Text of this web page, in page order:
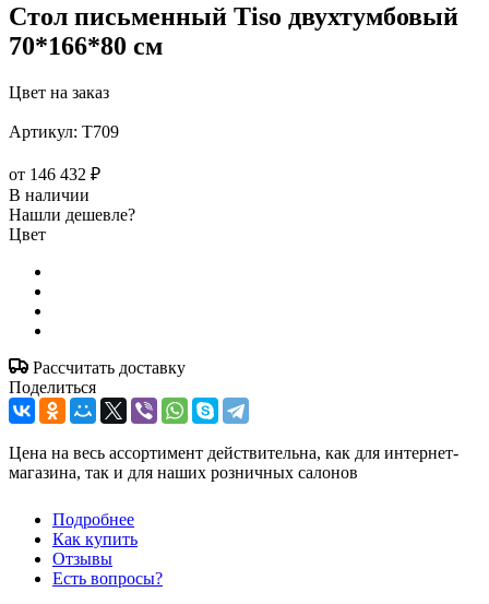
Стол письменный Tiso двухтумбовый
70*166*80 см
Цвет на заказ
Артикул: T709
от 146 432 ₽
В наличии
Нашли дешевле?
Цвет
Рассчитать доставку
Поделиться
Цена на весь ассортимент действительна, как для интернет-
магазина, так и для наших розничных салонов
Подробнее
Как купить
Отзывы
Есть вопросы?